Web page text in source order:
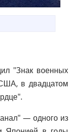
"Знак военных
в двадцатом
— одного из